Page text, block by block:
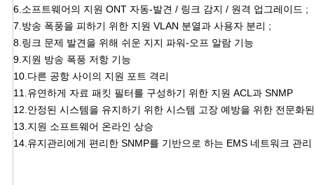
트
맵
PRIVACY
POLICY
6.소프트웨어의 지원 ONT 자동-발견 / 링크 감지 / 원격 업그레이드 ;
7.방송 폭풍을 피하기 위한 지원 VLAN 분열과 사용자 분리 ;
8.링크 문제 발견을 위해 쉬운 지지 파워-오프 알람 기능
9.지원 방송 폭풍 저항 기능
10.다른 공항 사이의 지원 포트 격리
11.유연하게 자료 패킷 필터를 구성하기 위한 지원 ACL과 SNMP
12.안정된 시스템을 유지하기 위한 시스템 고장 예방을 위한 전문화
13.지원 소프트웨어 온라인 상승
14.유지관리에게 편리한 SNMP를 기반으로 하는 EMS 네트워크 관리